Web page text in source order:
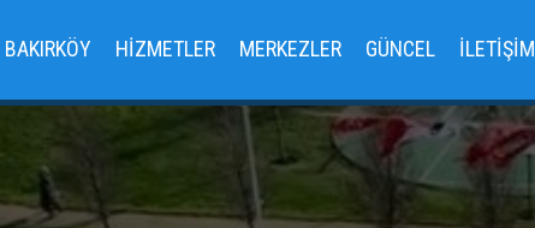
BAKIRKÖY HIZMETLER MERKEZLER GÜNCEL İLETIŞIM